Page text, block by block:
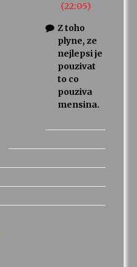
(22:05)
Z toho
plyne, ze
nejlepsi je
pouzivat
to co
pouziva
mensina.